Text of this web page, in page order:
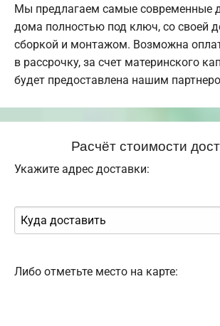
Мы предлагаем самые современные
дома полностью под ключ, со своей
сборкой и монтажом. Возможна
в рассрочку, за счет материнского
будет предоставлена нашим
Расчёт стоимости
Укажите адрес доставки:
Либо отметьте место на карте: